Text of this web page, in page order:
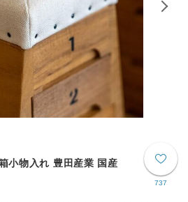
737
小物入れ 豊田産業 国産